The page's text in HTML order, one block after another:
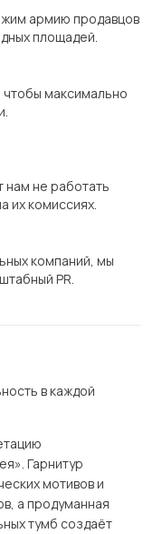
армию продавцов
площадей.
чтобы максимально
не работать
их комиссиях.
компаний, мы
PR.
в каждой
Гарнитур
мотивов и
а продуманная
тумб создаёт